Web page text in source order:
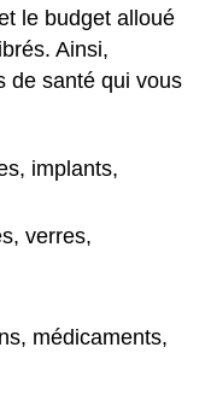
le budget alloué
Ainsi,
de santé qui vous
implants,
verres,
médicaments,